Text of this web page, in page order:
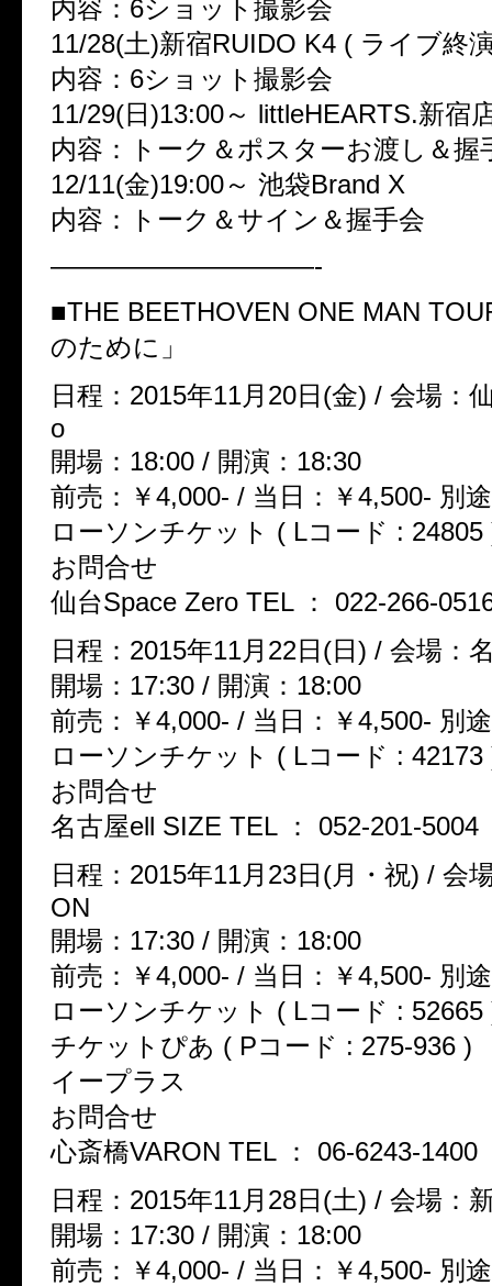
内容：6ショット撮影会
11/28(土)新宿RUIDO K4 ( ライブ終
内容：6ショット撮影会
11/29(日)13:00～ littleHEARTS.新宿
内容：トーク＆ポスターお渡し＆握
12/11(金)19:00～ 池袋Brand X
内容：トーク＆サイン＆握手会
——————————-
■THE BEETHOVEN ONE MAN
のために」
日程：2015年11月20日(金) / 会場：
o
開場：18:00 / 開演：18:30
前売：￥4,000- / 当日：￥4,500- 別
ローソンチケット ( Lコード : 24805
お問合せ
仙台Space Zero TEL ： 022-266-
日程：2015年11月22日(日) / 会場：
開場：17:30 / 開演：18:00
前売：￥4,000- / 当日：￥4,500- 別
ローソンチケット ( Lコード : 42173
お問合せ
名古屋ell SIZE TEL ： 052-201-5004
日程：2015年11月23日(月・祝) / 会
ON
開場：17:30 / 開演：18:00
前売：￥4,000- / 当日：￥4,500- 別
ローソンチケット ( Lコード : 52665
チケットぴあ ( Pコード : 275-936 )
イープラス
お問合せ
心斎橋VARON TEL ： 06-6243-1400
日程：2015年11月28日(土) / 会場：
開場：17:30 / 開演：18:00
前売：￥4,000- / 当日：￥4,500- 別